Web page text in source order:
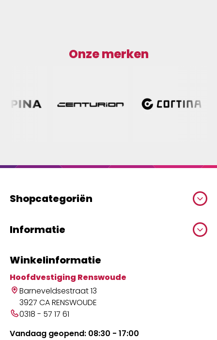
Onze merken
Shopcategoriën
Informatie
Winkelinformatie
Hoofdvestiging Renswoude
Barneveldsestraat 13
3927 CA RENSWOUDE
0318 - 57 17 61
Vandaag geopend: 08:30 - 17:00